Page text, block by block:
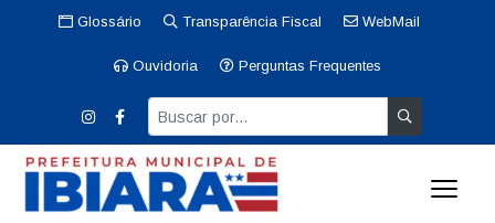
Glossário Transparência Fiscal WebMail
Ouvidoria Perguntas Frequentes